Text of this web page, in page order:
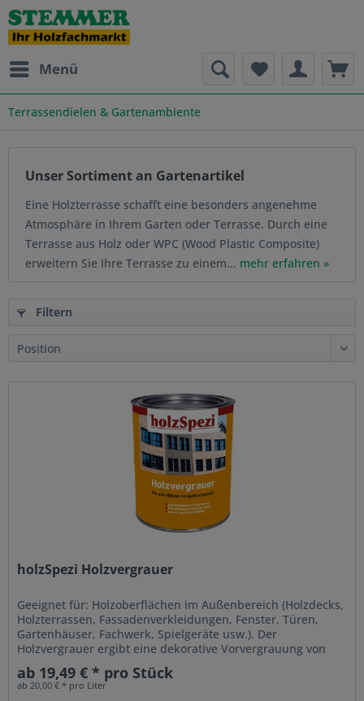
Menü
Terrassendielen & Gartenambiente
Unser Sortiment an Gartenartikel
Eine Holzterrasse schafft eine besonders angenehme
Atmosphäre in Ihrem Garten oder Terrasse. Durch eine
Terrasse aus Holz oder WPC (Wood Plastic Composite)
erweitern Sie Ihre Terrasse zu einem... mehr erfahren »
Filtern
holzSpezi Holzvergrauer
Geeignet für: Holzoberflächen im Außenbereich (Holzdecks,
Holzterrassen, Fassadenverkleidungen, Fenster, Türen,
Gartenhäuser, Fachwerk, Spielgeräte usw.). Der
Holzvergrauer ergibt eine dekorative Vorvergrauung von
Holzoberflächen. Das...
ab 19,49 € * pro Stück
ab 20,00 € * pro Liter